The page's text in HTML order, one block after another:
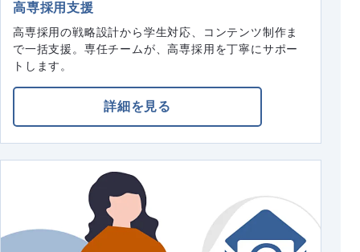
高専採用支援
高専採用の戦略設計から学生対応、コンテンツ制作ま
で一括支援。専任チームが、高専採用を丁寧にサポー
トします。
詳細を見る